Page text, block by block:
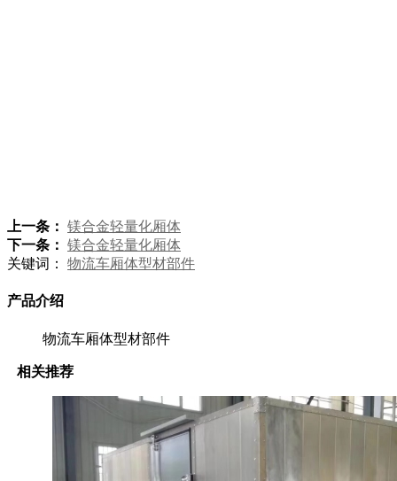
上一条： 镁合金轻量化厢体
下一条： 镁合金轻量化厢体
关键词： 物流车厢体型材部件
产品介绍
物流车厢体型材部件
相关推荐